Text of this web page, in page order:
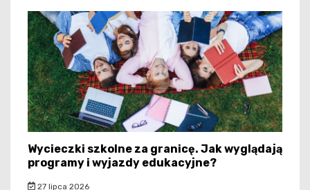
Wycieczki szkolne za granicę. Jak wyglądają
programy i wyjazdy edukacyjne?
27 lipca 2026